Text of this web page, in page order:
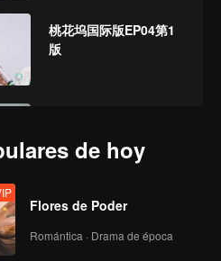
桃花坞国际版EP04第1
版
桃花坞EP06第1版国际
版
de hoy
Flores de Poder
Romántica · Drama de época